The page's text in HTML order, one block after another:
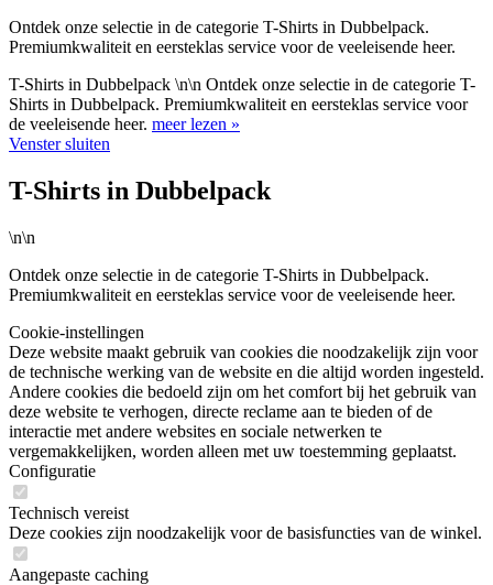
Ontdek onze selectie in de categorie T-Shirts in Dubbelpack.
Premiumkwaliteit en eersteklas service voor de veeleisende heer.
T-Shirts in Dubbelpack \n\n Ontdek onze selectie in de categorie T-
Shirts in Dubbelpack. Premiumkwaliteit en eersteklas service voor
de veeleisende heer. meer lezen »
Venster sluiten
T-Shirts in Dubbelpack
\n\n
Ontdek onze selectie in de categorie T-Shirts in Dubbelpack.
Premiumkwaliteit en eersteklas service voor de veeleisende heer.
Cookie-instellingen
Deze website maakt gebruik van cookies die noodzakelijk zijn voor
de technische werking van de website en die altijd worden ingesteld.
Andere cookies die bedoeld zijn om het comfort bij het gebruik van
deze website te verhogen, directe reclame aan te bieden of de
interactie met andere websites en sociale netwerken te
vergemakkelijken, worden alleen met uw toestemming geplaatst.
Configuratie
Technisch vereist
Deze cookies zijn noodzakelijk voor de basisfuncties van de winkel.
Aangepaste caching